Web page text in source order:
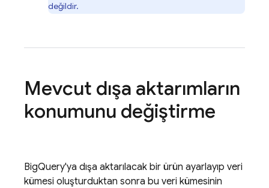
değildir.
Mevcut dışa aktarımların
konumunu değiştirme
BigQuery'ya dışa aktarılacak bir ürün ayarlayıp veri
kümesi oluşturduktan sonra bu veri kümesinin